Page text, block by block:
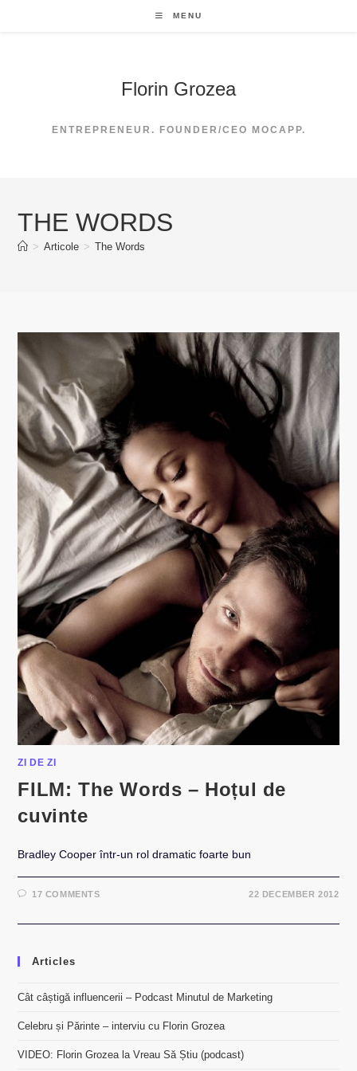
MENU
Florin Grozea
ENTREPRENEUR. FOUNDER/CEO MOCAPP.
THE WORDS
> Articole > The Words
ZI DE ZI
FILM: The Words – Hoțul de
cuvinte
Bradley Cooper într-un rol dramatic foarte bun
17 COMMENTS 22 DECEMBER 2012
Articles
Cât câștigă influencerii – Podcast Minutul de Marketing
Celebru și Părinte – interviu cu Florin Grozea
VIDEO: Florin Grozea la Vreau Să Știu (podcast)